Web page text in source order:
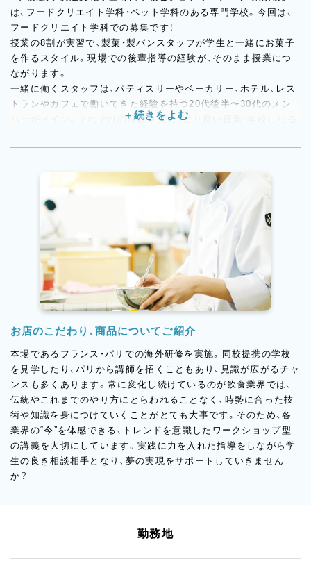
は、フードクリエイト学科・ペット学科のある専門学校。今回は、
フードクリエイト学科での募集です！
授業の8割が実習で、製菓・製パンスタッフが学生と一緒にお菓子
を作るスタイル。現場での後輩指導の経験が、そのまま授業につ
ながります。
一緒に働くスタッフは、パティスリーやベーカリー、ホテル、レス
トランやカフェで働いてきた経験を持つ20代後半〜30代のメン
バーがメイン。それぞれの経験を元に、より良い授業・学校になる
それぞれの「好きなこと」に夢中な学生やスタッフばかりで、笑顔
学生との距離も近く、和気あいあいと実習を行っています。
お店のこだわり、商品についてご紹介
本場であるフランス・パリでの海外研修を実施。同校提携の学校
を見学したり、パリから講師を招くこともあり、見識が広がるチャ
ンスも多くあります。常に変化し続けているのが飲食業界では、
伝統やこれまでのやり方にとらわれることなく、時勢に合った技
術や知識を身につけていくことがとても大事です。そのため、各
業界の“今”を体感できる、トレンドを意識したワークショップ型
の講義を大切にしています。実践に力を入れた指導をしながら学
生の良き相談相手となり、夢の実現をサポートしていきません
か？
勤務地